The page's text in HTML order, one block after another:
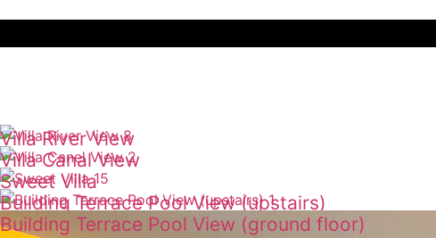
Villa River View
ดูเพิ่มเติม
Villa Canal View
ดูเพิ่มเติม
Sweet Villa
ดูเพิ่มเติม
Building Terrace Pool View (upstairs)
ดูเพิ่มเติม
Building Terrace Pool View (ground floor)